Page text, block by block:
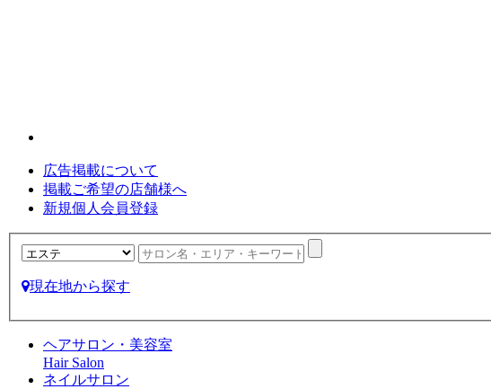
広告掲載について
掲載ご希望の店舗様へ
新規個人会員登録
現在地から探す
ヘアサロン・美容室
Hair Salon
ネイルサロン